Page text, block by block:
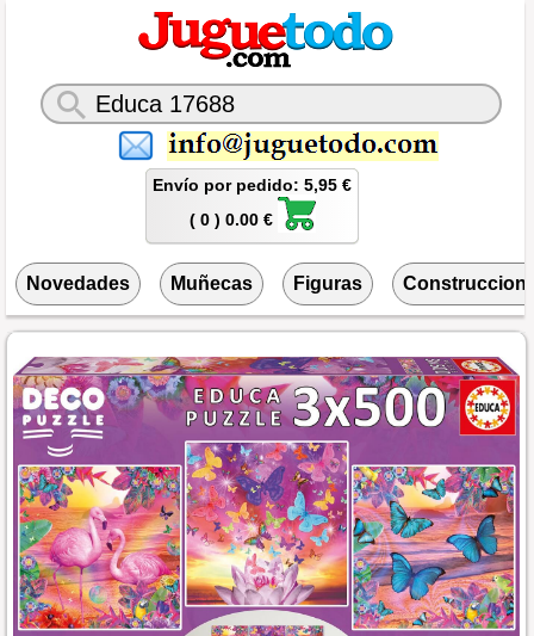
Envío por pedido: 5,95 €
( 0 ) 0.00 €
Novedades Muñecas Figuras